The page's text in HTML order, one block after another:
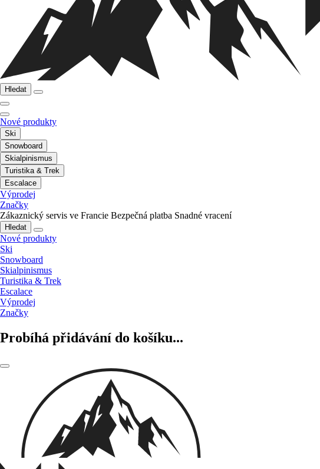
Hledat
Nové produkty
Ski
Snowboard
Skialpinismus
Turistika & Trek
Escalace
Výprodej
Značky
Zákaznický servis ve Francie Bezpečná platba Snadné vracení
Hledat
Nové produkty
Ski
Snowboard
Skialpinismus
Turistika & Trek
Escalace
Výprodej
Značky
Probíhá přidávání do košíku...